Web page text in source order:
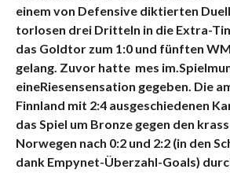
einem von Defensive diktierten
torlosen drei Dritteln in die Extra-
das Goldtor zum 1:0 und fünften
gelang. Zuvor hatte mes
eineRiesensensation gegeben. Die
Finnland mit 2:4 ausgeschiedenen
das Spiel um Bronze gegen den
Norwegen nach 0:2 und 2:2 (in den
dank Empynet-Überzahl-Goals)